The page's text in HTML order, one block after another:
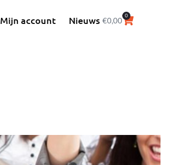
Mijn account Nieuws €0,00
0